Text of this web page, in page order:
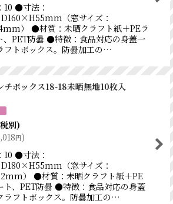
●寸法：
（窓サイズ：
） ●材質：未晒クラフト紙＋PEラ
、PET防曇 ●特徴：食品対応の身蓋一
フトボックス。防曇加工の…
チボックス18-18未晒無地10枚入
別)
円)
●寸法：
（窓サイズ：
） ●材質：未晒クラフト紙＋PE
ト、PET防曇 ●特徴：食品対応の身蓋
ラフトボックス。防曇加工の…